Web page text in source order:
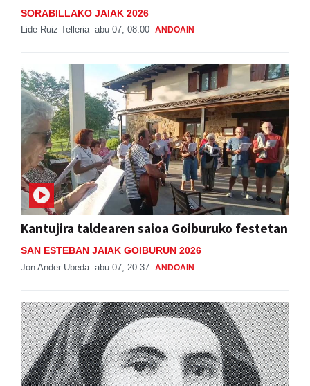
SORABILLAKO JAIAK 2026
Lide Ruiz Telleria abu 07, 08:00 ANDOAIN
Kantujira taldearen saioa Goiburuko festetan
SAN ESTEBAN JAIAK GOIBURUN 2026
Jon Ander Ubeda abu 07, 20:37 ANDOAIN